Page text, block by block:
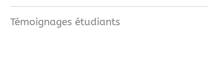
Témoignages étudiants